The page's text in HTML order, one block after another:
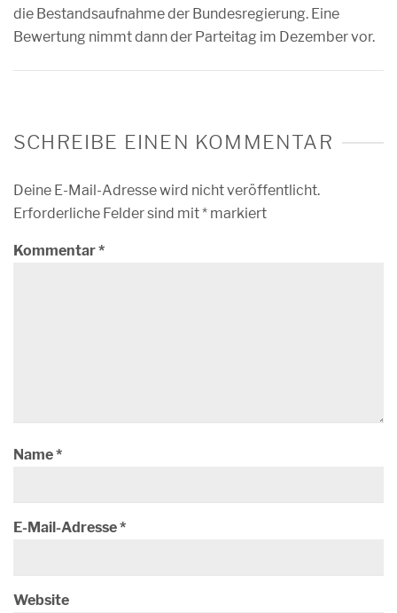
die Bestandsaufnahme der Bundesregierung. Eine
Bewertung nimmt dann der Parteitag im Dezember vor.
SCHREIBE EINEN KOMMENTAR
Deine E-Mail-Adresse wird nicht veröffentlicht.
Erforderliche Felder sind mit* markiert
Kommentar*
Name*
E-Mail-Adresse*
Website